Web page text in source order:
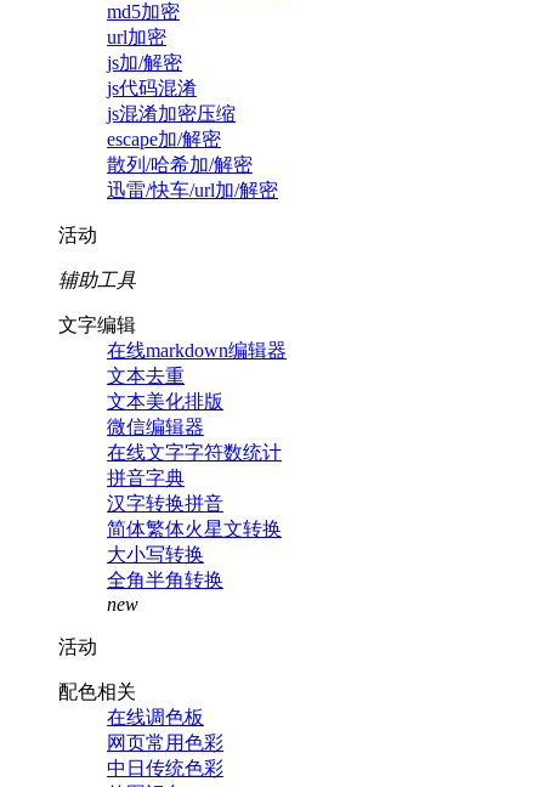
md5加密
url加密
js加/解密
js代码混淆
js混淆加密压缩
escape加/解密
散列/哈希加/解密
迅雷/快车/url加/解密
活动
辅助工具
文字编辑
在线markdown编辑器
文本去重
文本美化排版
微信编辑器
在线文字字符数统计
拼音字典
汉字转换拼音
简体繁体火星文转换
大小写转换
全角半角转换
new
活动
配色相关
在线调色板
网页常用色彩
中日传统色彩